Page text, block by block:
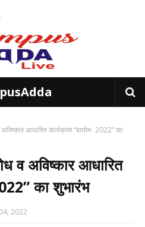
आधारित कार्यक्रम “बायोम- 2022” का
व अविष्कार आधारित
का शुभारंभ
2022